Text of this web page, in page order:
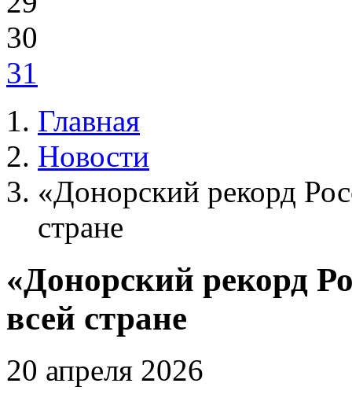
30
31
Главная
Новости
«Донорский рекорд
стране
«Донорский рекорд
всей стране
20 апреля 2026